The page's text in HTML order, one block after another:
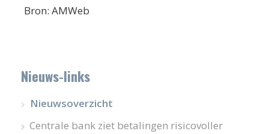
Nieuws-links
Nieuwsoverzicht
Centrale bank ziet betalingen risicovoller
Bron: AMWeb